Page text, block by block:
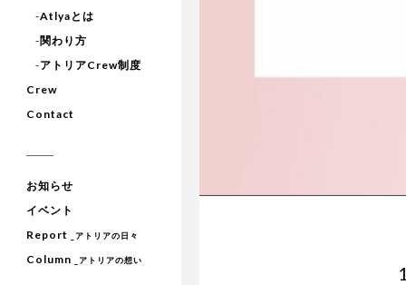
-Atlyaとは
-関わり方
-アトリアCrew制度
Crew
Contact
お知らせ
イベント
Report
_アトリアの日々
Column _アトリアの想い